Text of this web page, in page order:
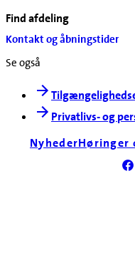
Find afdeling
Kontakt og åbningstider
Se også
Privatlivs- og
NyhederHøringer